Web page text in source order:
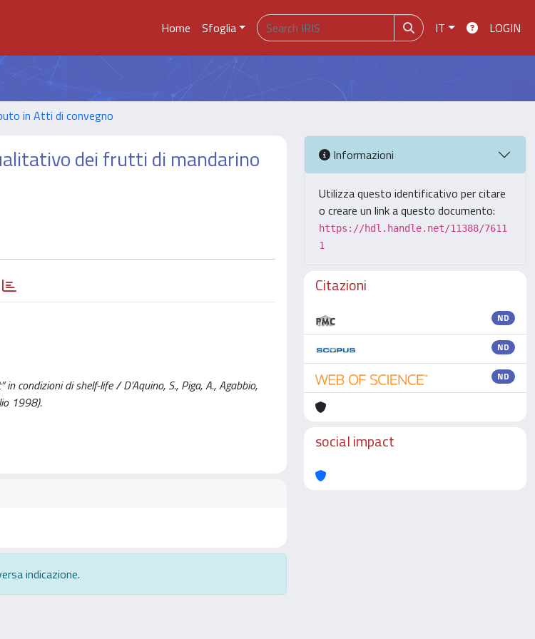
Home Sfoglia IT LOGIN
in Atti di convegno
dei frutti di mandarino
condizioni di shelf-life / D’Aquino, S., Piga, A., Agabbio,
1998).
indicazione.
Informazioni
Utilizza questo identificativo per citare
o creare un link a questo documento:
https://hdl.handle.net/11388/7611
1
Citazioni
ND
ND
ND
social impact